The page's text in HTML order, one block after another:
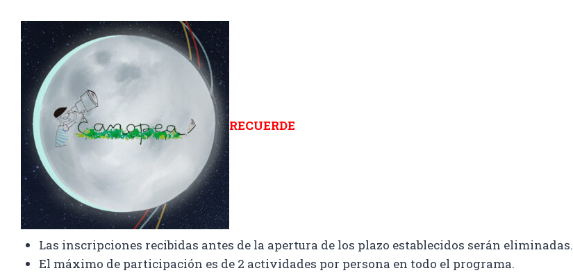
RECUERDE
Las inscripciones recibidas antes de la apertura de los plazo establecidos serán eliminadas.
El máximo de participación es de 2 actividades por persona en todo el programa.